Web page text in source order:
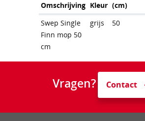
Omschrijving Kleur (cm)
Swep Single
Finn mop 50
cm
grijs 50
Vragen? Contact